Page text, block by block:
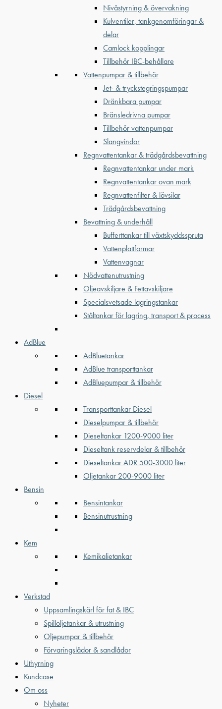
Nivåstyrning & övervakning
Kulventiler, tankgenomföringar &
delar
Camlock kopplingar
Tillbehör IBC-behållare
Vattenpumpar & tillbehör
Jet- & tryckstegringspumpar
Dränkbara pumpar
Bränsledrivna pumpar
Tillbehör vattenpumpar
Slangvindor
Regnvattentankar & trädgårdsbevattning
Regnvattentankar under mark
Regnvattentankar ovan mark
Regnvattenfilter & lövsilar
Trädgårdsbevattning
Bevattning & underhåll
Bufferttankar till växtskyddsspruta
Vattenplattformar
Vattenvagnar
Nödvattenutrustning
Oljeavskiljare & Fettavskiljare
Specialsvetsade lagringstankar
Ståltankar för lagring, transport & process
AdBlue
AdBluetankar
AdBlue transporttankar
AdBluepumpar & tillbehör
Diesel
Transporttankar Diesel
Dieselpumpar & tillbehör
Dieseltankar 1200-9000 liter
Dieseltank reservdelar & tillbehör
Dieseltankar ADR 500-3000 liter
Oljetankar 200-9000 liter
Bensin
Bensintankar
Bensinutrustning
Kem
Kemikalietankar
Verkstad
Uppsamlingskärl för fat & IBC
Spilloljetankar & utrustning
Oljepumpar & tillbehör
Förvaringslådor & sandlådor
Uthyrning
Kundcase
Om oss
Nyheter